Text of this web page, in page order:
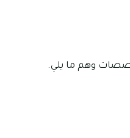
وهم ما يلي.